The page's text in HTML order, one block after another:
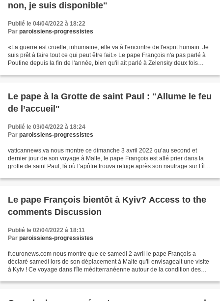
non, je suis disponible"
Publié le 04/04/2022 à 18:22
Par paroissiens-progressistes
«La guerre est cruelle, inhumaine, elle va à l'encontre de l'esprit humain. Je
suis prêt à faire tout ce qui peut être fait.» Le pape François n'a pas parlé à
Poutine depuis la fin de l'année, bien qu'il ait parlé à Zelensky deux fois
Le pape à la Grotte de saint Paul : "Allume le feu
de l’accueil"
Publié le 03/04/2022 à 18:24
Par paroissiens-progressistes
vaticannews.va nous montre ce dimanche 3 avril 2022 qu’au second et
dernier jour de son voyage à Malte, le pape François est allé prier dans la
grotte de saint Paul, là où l’apôtre trouva refuge après son naufrage sur l’île.
Le pape François bientôt à Kyiv? Access to the
comments Discussion
Publié le 02/04/2022 à 18:11
Par paroissiens-progressistes
fr.euronews.com nous montre que ce samedi 2 avril le pape François a
déclaré samedi lors de son déplacement à Malte qu'il envisageait une visite
à Kyiv ! Ce voyage dans l'île méditerranéenne autour de la condition des